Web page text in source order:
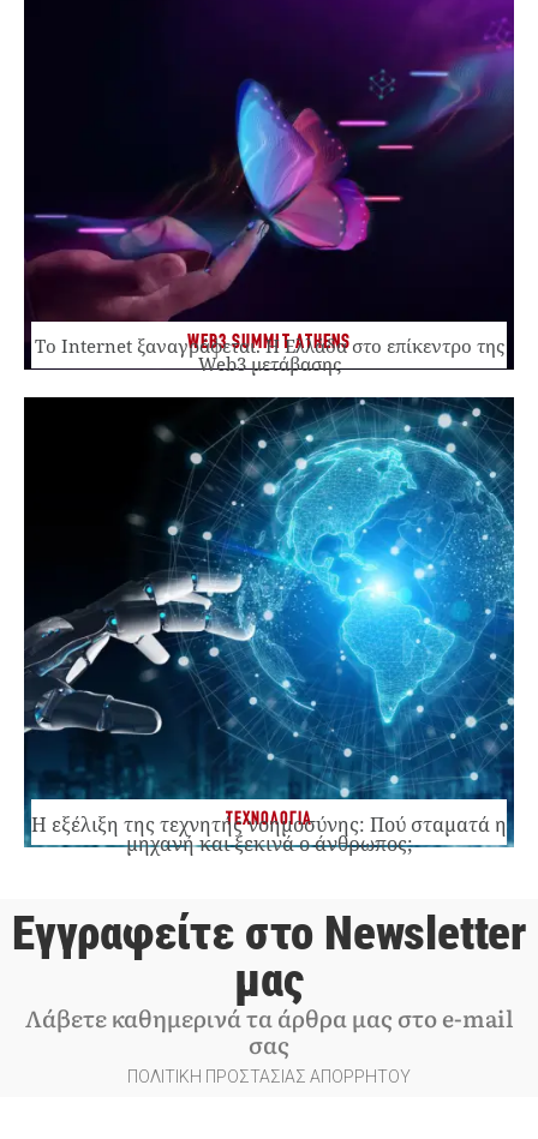
WEB3 SUMMIT ATHENS
Το Internet ξαναγράφεται. Η Ελλάδα στο επίκεντρο της
Web3 μετάβασης
ΤΕΧΝΟΛΟΓΙΑ
Η εξέλιξη της τεχνητής νοημοσύνης: Πού σταματά η
μηχανή και ξεκινά ο άνθρωπος;
Εγγραφείτε στο Newsletter
μας
Λάβετε καθημερινά τα άρθρα μας στο e-mail
σας
ΠΟΛΙΤΙΚΗ ΠΡΟΣΤΑΣΙΑΣ ΑΠΟΡΡΗΤΟΥ